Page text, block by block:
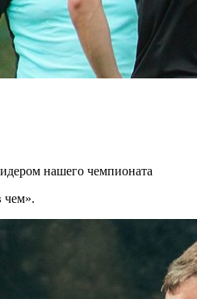
нашего чемпионата
чем».